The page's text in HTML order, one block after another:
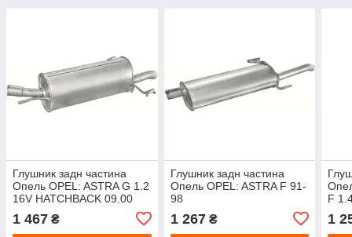
Глушник задн частина
Опель OPEL: ASTRA G 1.2
16V HATCHBACK 09.00
1 467 ₴
Глушник задн частина
Опель OPEL: ASTRA F 91-
98
1 267₴
F
1